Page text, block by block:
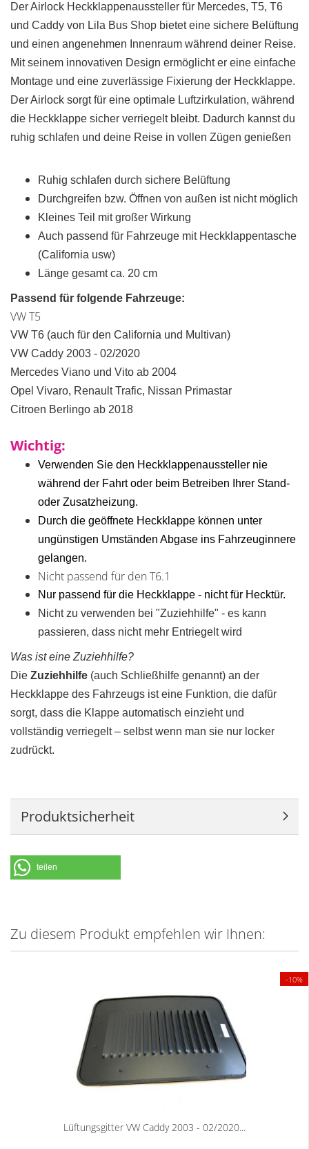
Der Airlock Heckklappenaussteller für Mercedes, T5, T6
und Caddy von Lila Bus Shop bietet eine sichere Belüftung
und einen angenehmen Innenraum während deiner Reise.
Mit seinem innovativen Design ermöglicht er eine einfache
Montage und eine zuverlässige Fixierung der Heckklappe.
Der Airlock sorgt für eine optimale Luftzirkulation, während
die Heckklappe sicher verriegelt bleibt. Dadurch kannst du
ruhig schlafen und deine Reise in vollen Zügen genießen
Ruhig schlafen durch sichere Belüftung
Durchgreifen bzw. Öffnen von außen ist nicht möglich
Kleines Teil mit großer Wirkung
Auch passend für Fahrzeuge mit Heckklappentasche
(California usw)
Länge gesamt ca. 20 cm
Passend für folgende Fahrzeuge:
VW T5
VW T6 (auch für den California und Multivan)
VW Caddy 2003 - 02/2020
Mercedes Viano und Vito ab 2004
Opel Vivaro, Renault Trafic, Nissan Primastar
Citroen Berlingo ab 2018
Wichtig:
Verwenden Sie den Heckklappenaussteller nie
während der Fahrt oder beim Betreiben Ihrer Stand-
oder Zusatzheizung.
Durch die geöffnete Heckklappe können unter
ungünstigen Umständen Abgase ins Fahrzeuginnere
gelangen.
Nicht passend für den T6.1
Nur passend für die Heckklappe - nicht für Hecktür.
Nicht zu verwenden bei "Zuziehhilfe" - es kann
passieren, dass nicht mehr Entriegelt wird
Was ist eine Zuziehhilfe?
Die Zuziehhilfe (auch Schließhilfe genannt) an der
Heckklappe des Fahrzeugs ist eine Funktion, die dafür
sorgt, dass die Klappe automatisch einzieht und
vollständig verriegelt – selbst wenn man sie nur locker
zudrückt.
Produktsicherheit
teilen
Zu diesem Produkt empfehlen wir Ihnen:
-10%
Lüftungsgitter VW Caddy 2003 - 02/2020...